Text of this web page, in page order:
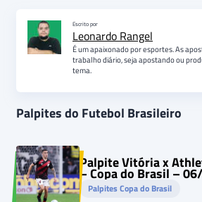
Escrito por
Leonardo Rangel
É um apaixonado por esportes. As
trabalho diário, seja apostando ou
tema.
Palpites do Futebol Brasileiro
Palpite Vitória x
– Copa do Brasil –
Palpites Copa do Brasil